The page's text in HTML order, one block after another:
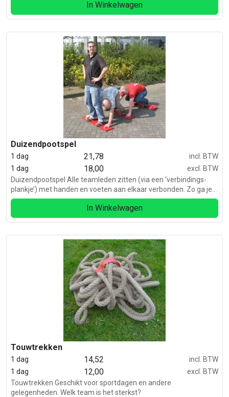
In Winkelwagen
Duizendpootspel
1 dag 21,78
incl. BTW
1 dag
18,00
excl. BTW
Duizendpootspel Alle teamleden zitten (via een ‘verbindings-
plankje’) met handen en voeten aan elkaar verbonden. Zo ga je
als een enorme duizendpoot naar de eindstreep. Spel bestaat
In Winkelwagen
Touwtrekken
1 dag 14,52
incl. BTW
1 dag
12,00
excl. BTW
Touwtrekken Geschikt voor sportdagen en andere
gelegenheden. Welk team is het sterkst?